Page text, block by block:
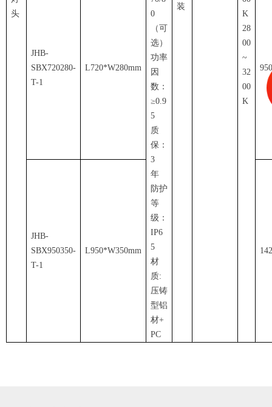
头
0
（可
选）
功率
因
数：
≥0.9
5
质
保：
3
年
防护
等
级：
IP6
5
材
质:
压铸
型铝
材+
PC
装
K
28
00
~
32
00
K
JHB-
SBX720280-
T-1
L720*W280mm
JHB-
SBX950350-
T-1
L950*W350mm